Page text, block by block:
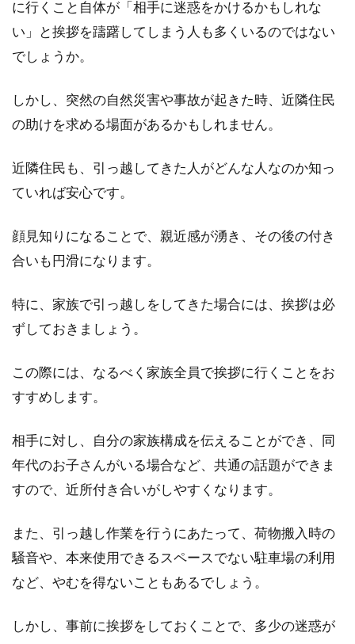
アパートの玄関ドアの幅が狭くて荷
新しいアパートに引っ越しをするときや、新し
ければなりま...
などの爪とぎ対策もご紹介
新築の家で、猫とともに新しい生活を送るため
う。手に入れ...
もしもに備えるアパートの地震保
アパートの入居と共に加入することの多い火災
保険ですが、地震保険と帯同して加入すると保
険料控除が受...
アパートの壁に画鋲は使える？代わ
りになるものはある？
アパートなどの賃貸物件の場合、退去時に修繕
に行くこと自体が「相手に迷惑をかけるかもしれな
い」と挨拶を躊躇してしまう人も多くいるのではない
でしょうか。
しかし、突然の自然災害や事故が起きた時、近隣住民
の助けを求める場面があるかもしれません。
近隣住民も、引っ越してきた人がどんな人なのか知っ
ていれば安心です。
顔見知りになることで、親近感が湧き、その後の付き
合いも円滑になります。
特に、家族で引っ越しをしてきた場合には、挨拶は必
ずしておきましょう。
この際には、なるべく家族全員で挨拶に行くことをお
すすめします。
相手に対し、自分の家族構成を伝えることができ、同
年代のお子さんがいる場合など、共通の話題ができま
すので、近所付き合いがしやすくなります。
また、引っ越し作業を行うにあたって、荷物搬入時の
騒音や、本来使用できるスペースでない駐車場の利用
など、やむを得ないこともあるでしょう。
しかし、事前に挨拶をしておくことで、多少の迷惑が